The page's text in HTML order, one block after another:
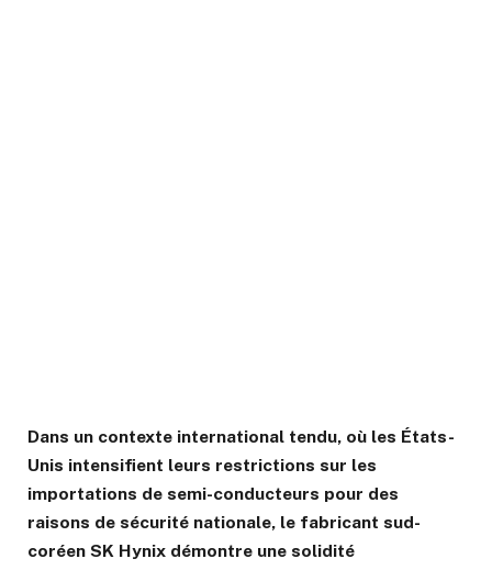
Dans un contexte international tendu, où les États-
Unis intensifient leurs restrictions sur les
importations de semi-conducteurs pour des
raisons de sécurité nationale, le fabricant sud-
coréen SK Hynix démontre une solidité